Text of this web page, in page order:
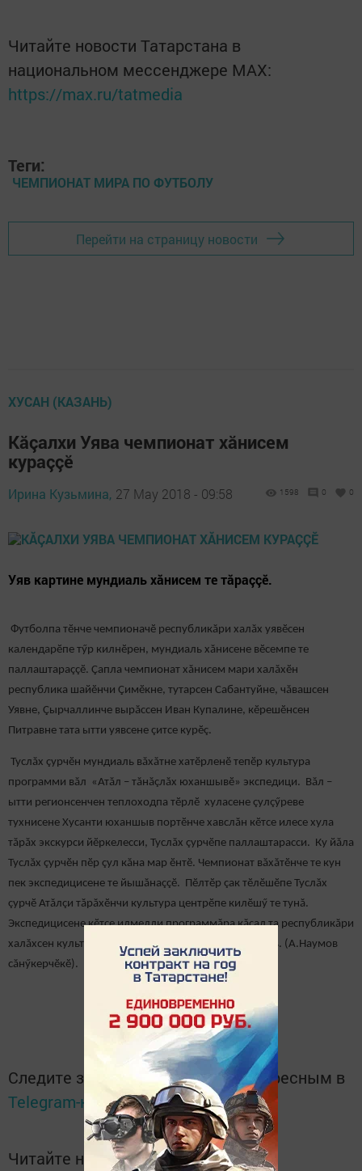
Читайте новости Татарстана в
национальном мессенджере MАХ:
https://max.ru/tatmedia
Теги:
ЧЕМПИОНАТ МИРА ПО ФУТБОЛУ
Перейти на страницу новости
ХУСАН (КАЗАНЬ)
Кăçалхи Уява чемпионат хăнисем
кураççӗ
Ирина Кузьмина, 27 May 2018 - 09:58 1598 0 0
Уяв картине мундиаль хăнисем те тăраççӗ.
Футболпа тӗнче чемпионачӗ республикăри халăх уявӗсен
календарӗпе тӳр килнӗрен, мундиаль хăнисене вӗсемпе те
паллаштараççӗ. Çапла чемпионат хăнисем мари халăхӗн
республика шайӗнчи Çимӗкне, тутарсен Сабантуйне, чăвашсен
Уявне, Çырчаллинче вырăссен Иван Купалине, кӗрешӗнсен
Питравне тата ытти уявсене çитсе курӗç.
Туслăх çурчӗн мундиаль вăхăтне хатӗрленӗ тепӗр культура
программи вăл «Атăл – тăнăçлăх юханшывӗ» экспедици. Вăл –
ытти регионсенчен теплоходпа тӗрлӗ хуласене çулçӳреве
тухнисене Хусанти юханшыв портӗнче хавслăн кӗтсе илесе хула
тăрăх экскурси йӗркелесси, Туслăх çурчӗпе паллаштарасси. Ку йăла
Туслăх çурчӗн пӗр çул кăна мар ӗнтӗ. Чемпионат вăхăтӗнче те кун
пек экспедицисене те йышăнаççӗ. Пӗлтӗр çак тӗлӗшӗпе Туслăх
çурчӗ Атăлçи тăрăхӗнчи культура центрӗпе килӗшӳ те тунă.
Экспедицисене кӗтсе илмелли программăра кăçал та республикăри
халăхсен культурипе паллаштаракан концерт пулать. (А.Наумов
сăнӳкерчӗкӗ).
Следите за самым важным и интересным в
Telegram-каналеТатмедиа
Читайте новости Татарстана в